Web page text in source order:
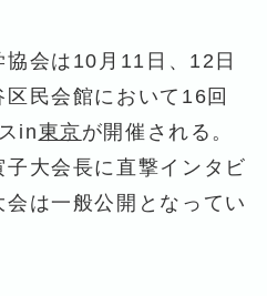
協会は10月11日、12日
民会館において16回
in東京が開催される。
大会長に直撃インタビ
会は一般公開となってい